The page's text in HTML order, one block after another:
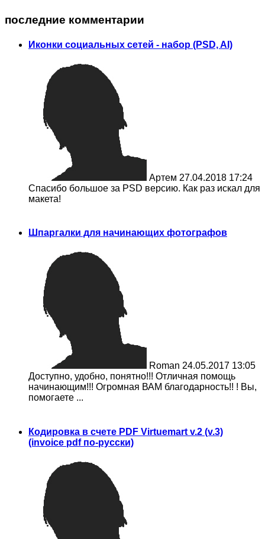
последние комментарии
Иконки социальных сетей - набор (PSD, AI)
Артем 27.04.2018 17:24
Спасибо большое за PSD версию. Как раз искал для
макета!
Шпаргалки для начинающих фотографов
Roman 24.05.2017 13:05
Доступно, удобно, понятно!!! Отличная помощь
начинающим!!! Огромная ВАМ благодарность!! ! Вы,
помогаете ...
Кодировка в счете PDF Virtuemart v.2 (v.3)
(invoice pdf по-русски)